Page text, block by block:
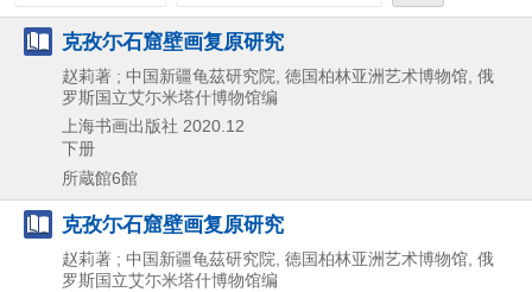
克孜尓石窟壁画复原研究
赵莉著 ; 中国新疆龟茲研究院, 徳国柏林亚洲艺术博物馆, 俄
罗斯国立艾尓米塔什博物馆编
上海书画出版社 2020.12
下册
所蔵館6館
克孜尓石窟壁画复原研究
赵莉著 ; 中国新疆龟茲研究院, 徳国柏林亚洲艺术博物馆, 俄
罗斯国立艾尓米塔什博物馆编